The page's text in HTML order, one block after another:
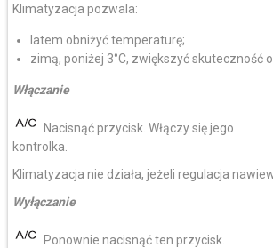
Klimatyzacja pozwala:
latem obniżyć temperaturę;
zimą, poniżej 3°C, zwiększyć skuteczność
Włączanie
Nacisnąć przycisk. Włączy się jego
kontrolka.
Klimatyzacja nie działa, jeżeli regulacja
Wyłączanie
Ponownie nacisnąć ten przycisk.